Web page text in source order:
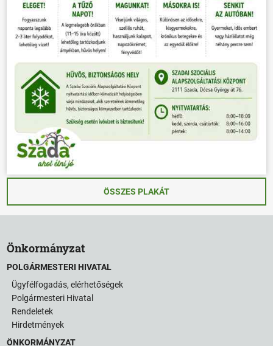
ÖSSZES PLAKÁT
Önkormányzat
POLGÁRMESTERI HIVATAL
Ügyfélfogadás, elérhetőségek
Polgármesteri Hivatal
Rendeletek
Hirdetmények
ÖNKORMÁNYZAT